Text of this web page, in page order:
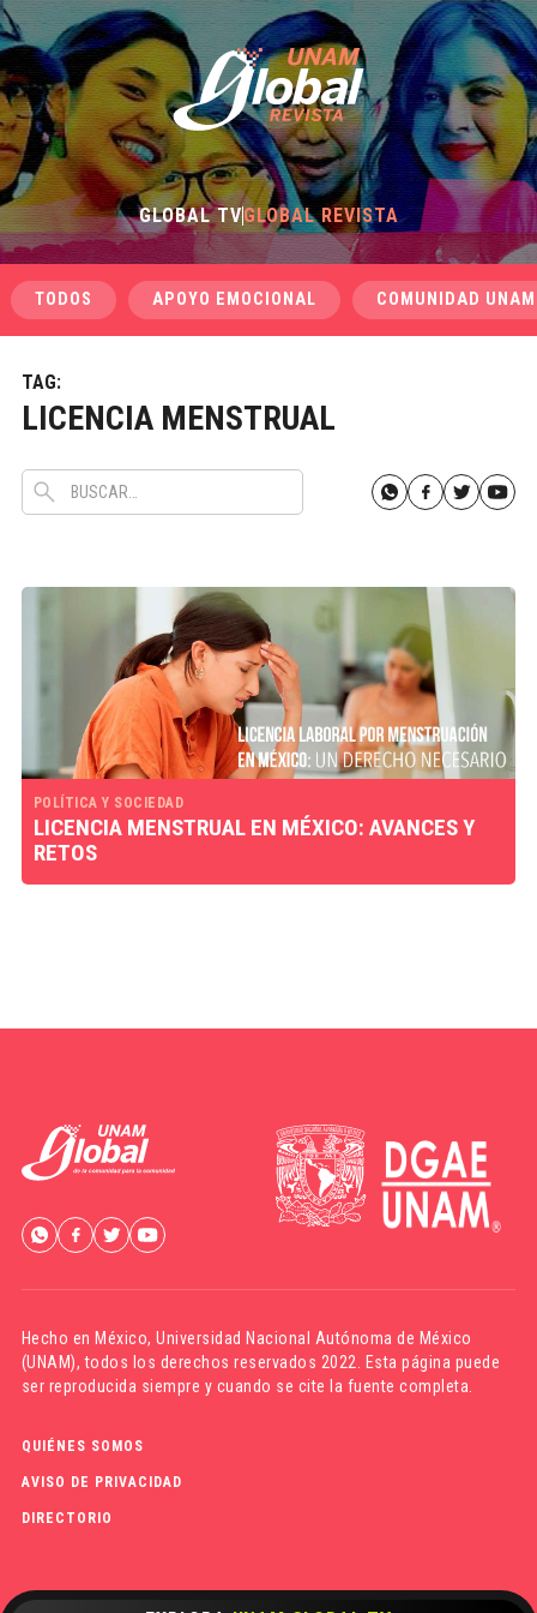
GLOBAL TVGLOBAL REVISTA
TODOS APOYO EMOCIONAL COMUNIDAD UNAM
TAG:
LICENCIA MENSTRUAL
POLÍTICA Y SOCIEDAD
LICENCIA MENSTRUAL EN MÉXICO: AVANCES Y
RETOS
Hecho en México,Universidad Nacional Autónoma de México
(UNAM), todos los derechos reservados 2022. Esta página puede
ser reproducida siempre y cuando se cite la fuente completa.
QUIÉNES SOMOS
AVISO DE PRIVACIDAD
DIRECTORIO